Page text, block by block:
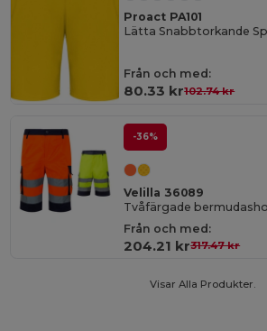
Proact PA101
Från och med:
80.33 kr102.74 kr
-36%
Velilla 36089
Från och med:
204.21 kr317.47 kr
Visar Alla Produkter.